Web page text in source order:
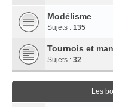
Modélisme
Sujets : 135
Tournois et
Sujets : 32
Les